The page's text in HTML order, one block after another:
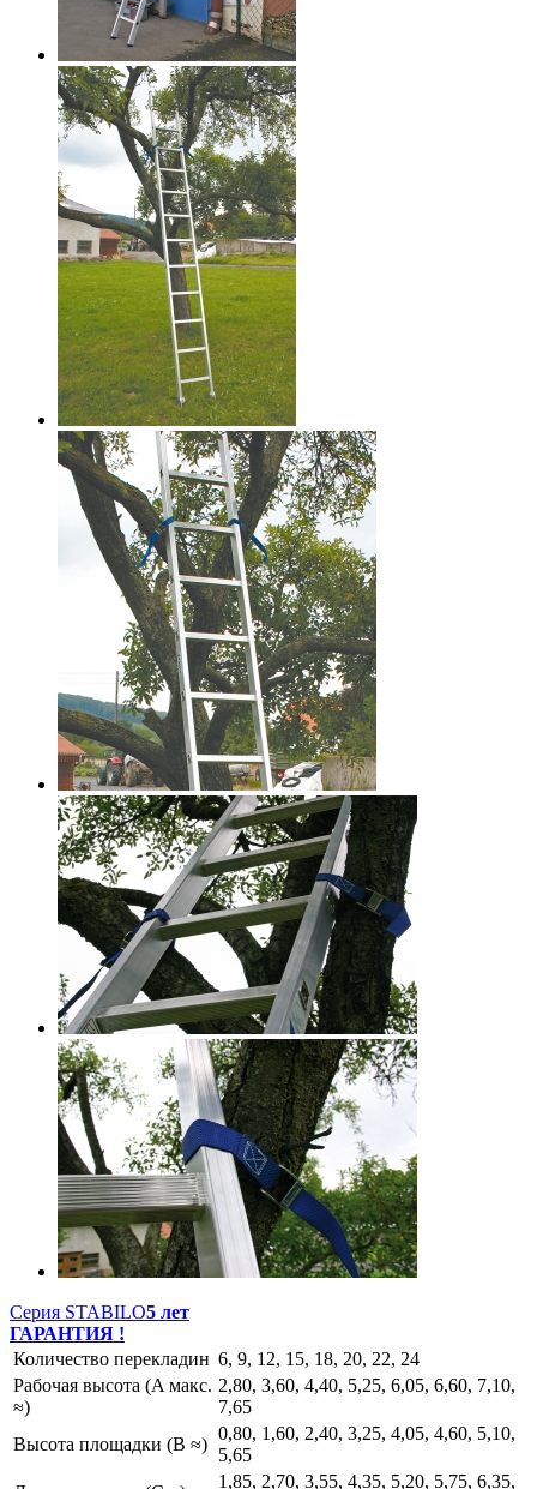
Серия STABILO5 лет
ГАРАНТИЯ !
Количество перекладин 6, 9, 12, 15, 18, 20, 22, 24
Рабочая высота (A макс.
≈)
2,80, 3,60, 4,40, 5,25, 6,05, 6,60, 7,10,
7,65
Высота площадки (B ≈)
0,80, 1,60, 2,40, 3,25, 4,05, 4,60, 5,10,
5,65
1,85, 2,70, 3,55, 4,35, 5,20, 5,75, 6,35,